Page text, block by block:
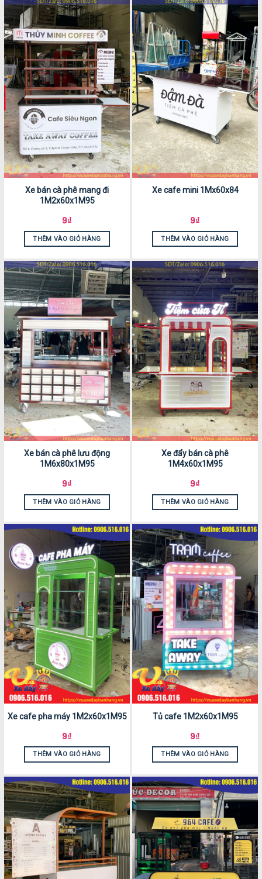
Xe bán cà phê mang đi
1M2x60x1M95
9₫
THÊM VÀO GIỎ HÀNG
Xe cafe mini 1Mx60x84
9₫
THÊM VÀO GIỎ HÀNG
Xe bán cà phê lưu động
1M6x80x1M95
9₫
THÊM VÀO GIỎ HÀNG
Xe đẩy bán cà phê
1M4x60x1M95
9₫
THÊM VÀO GIỎ HÀNG
Xe cafe pha máy 1M2x60x1M95
9₫
THÊM VÀO GIỎ HÀNG
Tủ cafe 1M2x60x1M95
9₫
THÊM VÀO GIỎ HÀNG